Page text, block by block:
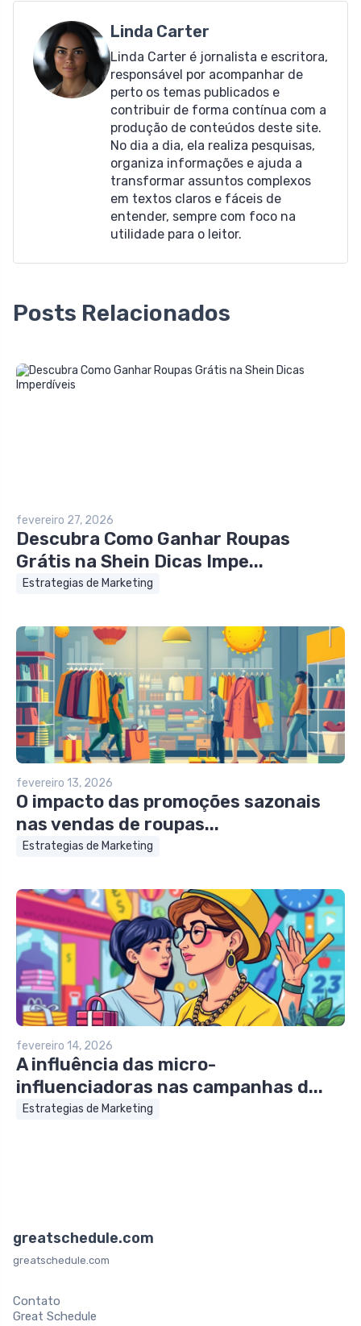
Linda Carter
Linda Carter é jornalista e escritora,
responsável por acompanhar de
perto os temas publicados e
contribuir de forma contínua com a
produção de conteúdos deste site.
No dia a dia, ela realiza pesquisas,
organiza informações e ajuda a
transformar assuntos complexos
em textos claros e fáceis de
entender, sempre com foco na
utilidade para o leitor.
Posts Relacionados
fevereiro 27, 2026
Descubra Como Ganhar Roupas
Grátis na Shein Dicas Impe...
Estrategias de Marketing
fevereiro 13, 2026
O impacto das promoções sazonais
nas vendas de roupas...
Estrategias de Marketing
fevereiro 14, 2026
A influência das micro-
influenciadoras nas campanhas d...
Estrategias de Marketing
greatschedule.com
greatschedule.com
Contato
Great Schedule